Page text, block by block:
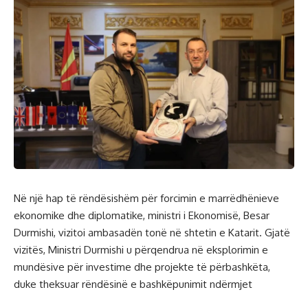
Në një hap të rëndësishëm për forcimin e marrëdhënieve
ekonomike dhe diplomatike, ministri i Ekonomisë, Besar
Durmishi, vizitoi ambasadën tonë në shtetin e Katarit. Gjatë
vizitës, Ministri Durmishi u përqendrua në eksplorimin e
mundësive për investime dhe projekte të përbashkëta,
duke theksuar rëndësinë e bashkëpunimit ndërmjet